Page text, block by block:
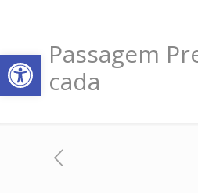
Abrir a barra de ferramentas
Passagem
cada